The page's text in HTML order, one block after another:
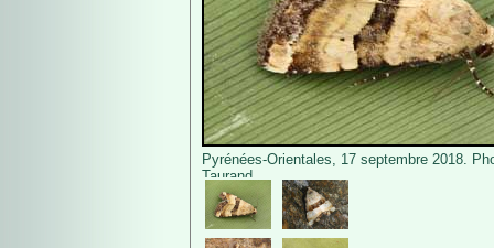
Pyrénées-Orientales, 17 septembre 2018.
Taurand.